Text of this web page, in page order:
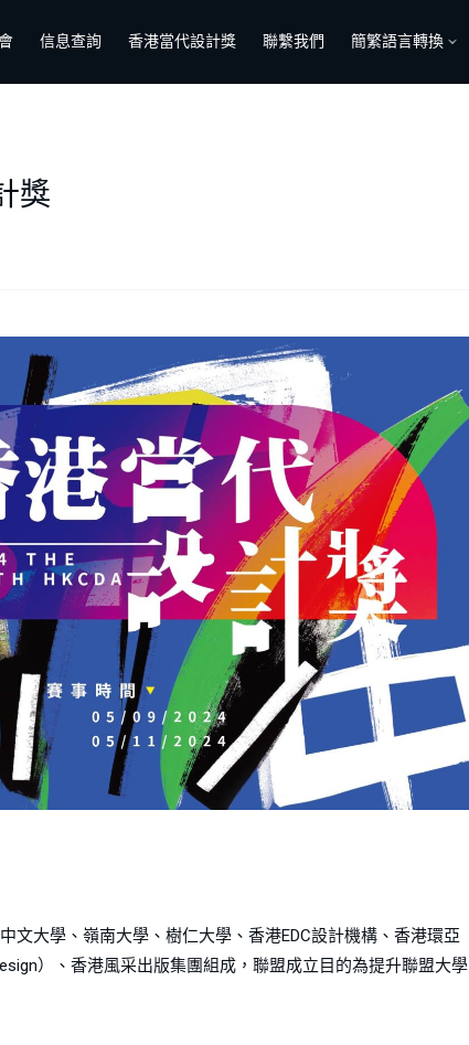
信息查詢 香港當代設計獎 聯繫我們 簡繁語言轉換
獎
文大學、嶺南大學、樹仁大學、香港EDC設計機構、香港環亞
）、香港風采出版集團組成，聯盟成立目的為提升聯盟大學